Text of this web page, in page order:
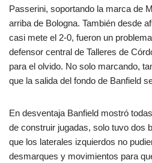
Passerini, soportando la marca de
arriba de Bologna. También desde
casi mete el 2-0, fueron un
defensor central de Talleres de
para el olvido. No solo marcando,
que la salida del fondo de Banfield
En desventaja Banfield mostró
de construir jugadas, solo tuvo dos
que los laterales izquierdos no
desmarques y movimientos para